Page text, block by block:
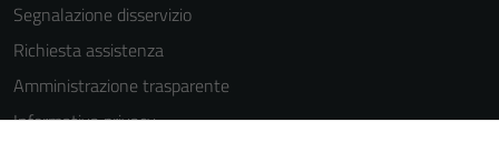
Segnalazione disservizio
Richiesta assistenza
Amministrazione trasparente
Informativa privacy